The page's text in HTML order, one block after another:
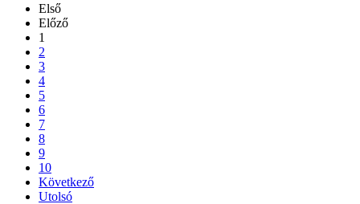
Első
Előző
1
2
3
4
5
6
7
8
9
10
Következő
Utolsó